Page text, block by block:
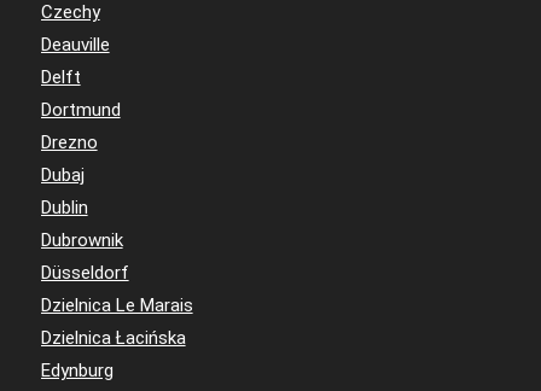
Czechy
Deauville
Delft
Dortmund
Drezno
Dubaj
Dublin
Dubrownik
Düsseldorf
Dzielnica Le Marais
Dzielnica Łacińska
Edynburg